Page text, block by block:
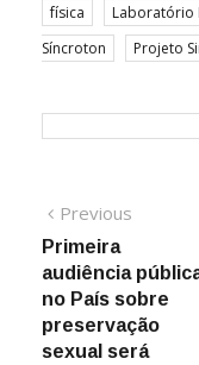
física
Laboratório
Síncroton
Projeto
de
Post
Previous
Primeira
audiência
no País sobre
preservação
sexual será